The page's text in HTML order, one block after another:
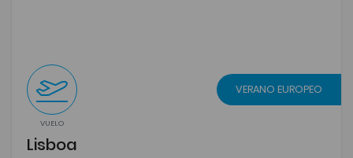
VUELO
VERANO EUROPEO
Lisboa